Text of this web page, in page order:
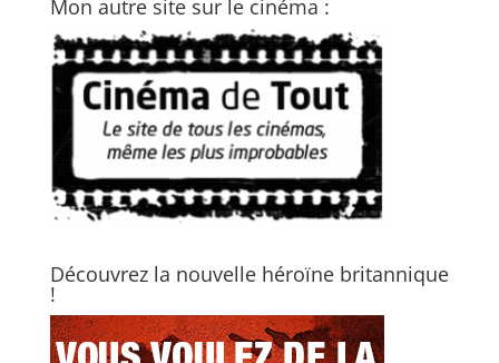
Mon autre site sur le cinéma :
Découvrez la nouvelle héroïne britannique
!